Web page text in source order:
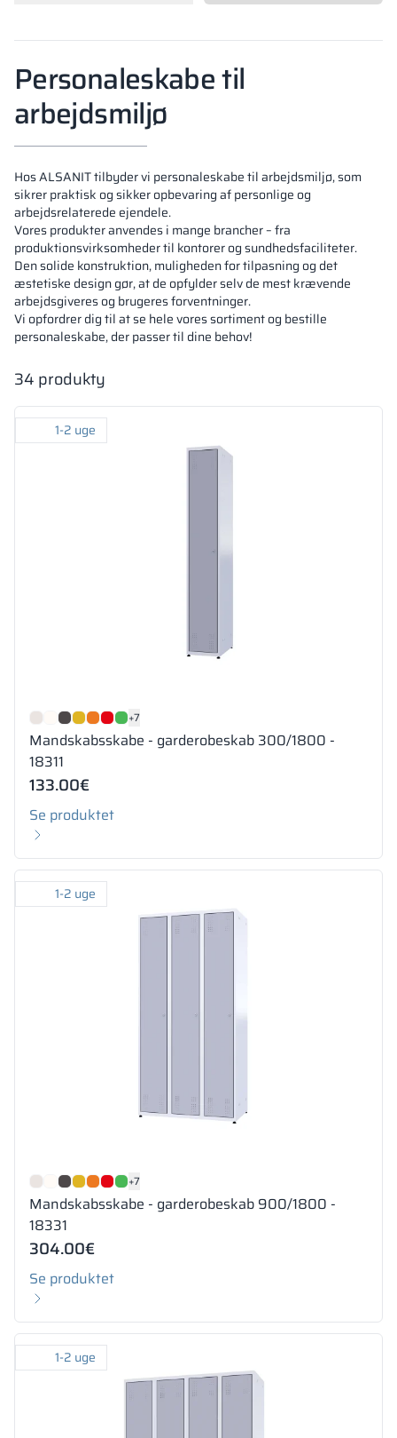
Partitioner
Altus
L-formede
Personaleskabe til
arbejdsmiljø
Hos ALSANIT tilbyder vi personaleskabe til arbejdsmiljø, som
sikrer praktisk og sikker opbevaring af personlige og
arbejdsrelaterede ejendele.
Vores produkter anvendes i mange brancher – fra
produktionsvirksomheder til kontorer og sundhedsfaciliteter.
Den solide konstruktion, muligheden for tilpasning og det
æstetiske design gør, at de opfylder selv de mest krævende
arbejdsgiveres og brugeres forventninger.
Vi opfordrer dig til at se hele vores sortiment og bestille
personaleskabe, der passer til dine behov!
34 produkty
1-2 uge
+7
Mandskabsskabe - garderobeskab 300/1800 -
18311
133.00€
Se produktet
1-2 uge
+7
Mandskabsskabe - garderobeskab 900/1800 -
18331
304.00€
Se produktet
1-2 uge